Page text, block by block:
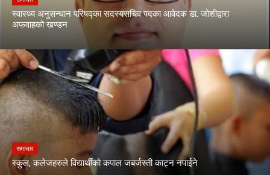
स्वास्थ्य अनुसन्धान परिषद्का सदस्यसचिव पदका आवेदक डा. जोशीद्वारा
अफवाहको खण्डन
समाचार
स्कुल, कलेजहरुले विद्यार्थीको कपाल जबर्जस्ती काट्न नपाईने